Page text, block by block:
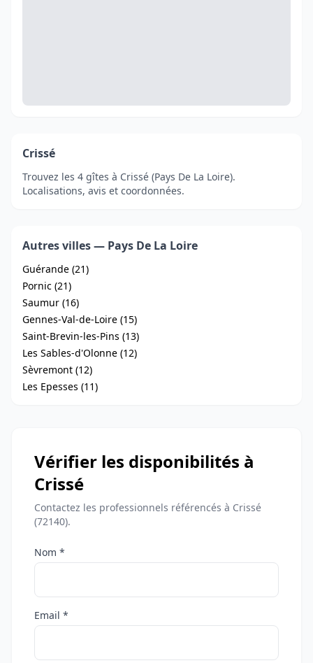
Crissé
Trouvez les 4 gîtes à Crissé (Pays De La Loire).
Localisations, avis et coordonnées.
Autres villes — Pays De La Loire
Guérande (21)
Pornic (21)
Saumur (16)
Gennes-Val-de-Loire (15)
Saint-Brevin-les-Pins (13)
Les Sables-d'Olonne (12)
Sèvremont (12)
Les Epesses (11)
Vérifier les disponibilités à
Crissé
Contactez les professionnels référencés à Crissé
(72140).
Nom *
Email *